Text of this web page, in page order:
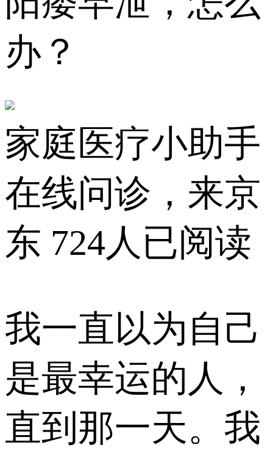
办？
家庭医疗小助手
在线问诊，来京
东 724人已阅读
我一直以为自己
是最幸运的人，
直到那一天。我